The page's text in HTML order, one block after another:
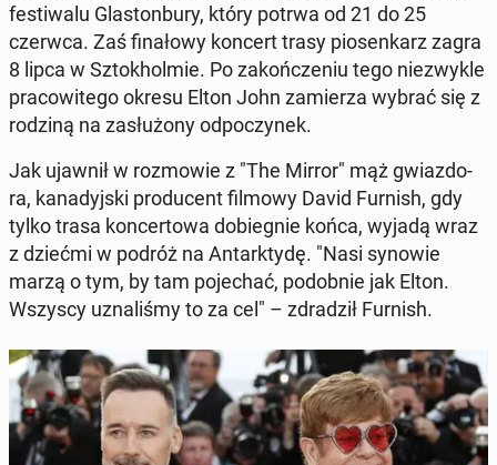
fe­sti­wa­lu Gla­ston­bu­ry, który potrwa od 21 do 25
czerwca. Zaś fi­na­ło­wy koncert trasy pio­sen­karz zagra
8 lipca w Sztok­hol­mie. Po za­koń­cze­niu tego nie­zwy­kle
pra­co­wi­te­go okresu Elton John za­mie­rza wybrać się z
rodziną na za­słu­żo­ny od­po­czy­nek.
Jak ujawnił w roz­mo­wie z "The Mirror" mąż gwiaz­do­
ra, ka­na­dyj­ski pro­du­cent filmowy David Furnish, gdy
tylko trasa kon­cer­to­wa do­bie­gnie końca, wyjadą wraz
z dziećmi w podróż na An­tark­ty­dę. "Nasi synowie
marzą o tym, by tam po­je­chać, po­dob­nie jak Elton.
Wszyscy uzna­li­śmy to za cel" – zdra­dził Furnish.